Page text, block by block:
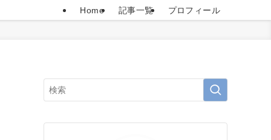
Home 記事一覧 プロフィール